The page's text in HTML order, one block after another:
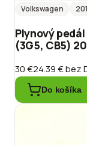
Volkswagen
Plynový
(3G5, CB5)
30 €24.39 €bez
Do košíka